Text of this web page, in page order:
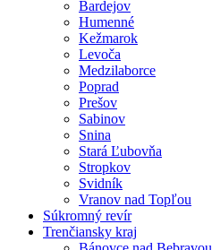
Bardejov
Humenné
Kežmarok
Levoča
Medzilaborce
Poprad
Prešov
Sabinov
Snina
Stará Ľubovňa
Stropkov
Svidník
Vranov nad Topľou
Súkromný revír
Trenčiansky kraj